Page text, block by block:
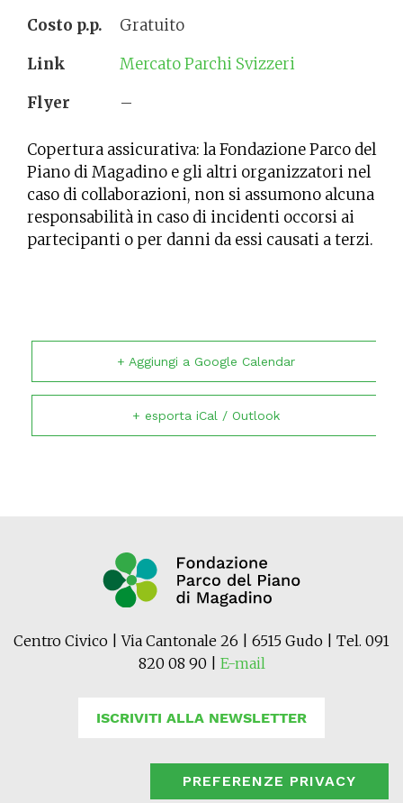
Costo p.p.
Gratuito
Link
Mercato Parchi Svizzeri
Flyer
–
Copertura assicurativa: la Fondazione Parco del
Piano di Magadino e gli altri organizzatori nel
caso di collaborazioni, non si assumono alcuna
responsabilità in caso di incidenti occorsi ai
partecipanti o per danni da essi causati a terzi.
+ Aggiungi a Google Calendar
+ esporta iCal / Outlook
Centro Civico | Via Cantonale 26 | 6515 Gudo | Tel. 091
820 08 90 | E-mail
ISCRIVITI ALLA NEWSLETTER